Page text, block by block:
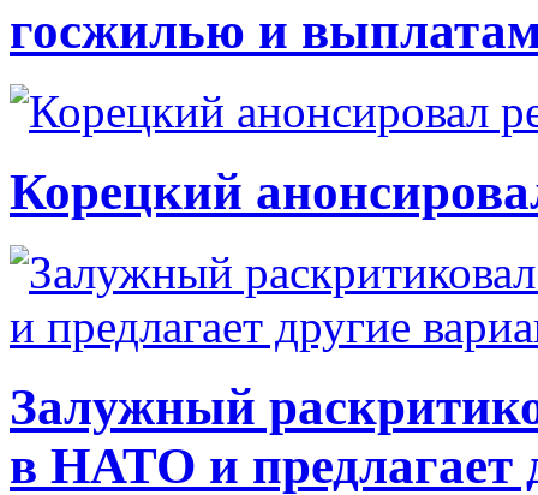
госжилью и
Корецкий
Залужный
в НАТО и предлагает